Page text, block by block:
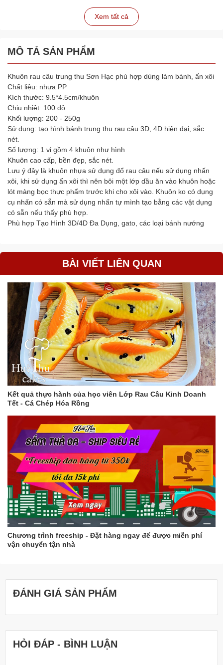
Xem tất cả
MÔ TẢ SẢN PHẨM
Khuôn rau câu trung thu Sơn Hạc phù hợp dùng làm bánh, ấn xôi
Chất liệu: nhựa PP
Kích thước: 9.5*4.5cm/khuôn
Chịu nhiệt: 100 độ
Khối lượng: 200 - 250g
Sử dụng: tạo hình bánh trung thu rau câu 3D, 4D hiện đại, sắc
nét.
Số lượng: 1 vỉ gồm 4 khuôn như hình
Khuôn cao cấp, bền đẹp, sắc nét.
Lưu ý đây là khuôn nhựa sử dụng đổ rau câu nếu sử dụng nhấn
xôi, khi sử dụng ấn xôi thì nên bôi một lớp dầu ăn vào khuôn hoặc
lót màng bọc thực phẩm trước khi cho xôi vào. Khuôn ko có dụng
cụ nhấn có sẵn mà sử dụng nhấn tự mình tạo bằng các vật dụng
có sẵn nếu thấy phù hợp.
Phù hợp Tạo Hình 3D/4D Đa Dụng, gato, các loại bánh nướng
BÀI VIẾT LIÊN QUAN
Kết quả thực hành của học viên Lớp Rau Câu Kinh Doanh
Tết - Cá Chép Hóa Rồng
Chương trình freeship - Đặt hàng ngay để được miễn phí
vận chuyển tận nhà
ĐÁNH GIÁ SẢN PHẨM
HỎI ĐÁP - BÌNH LUẬN